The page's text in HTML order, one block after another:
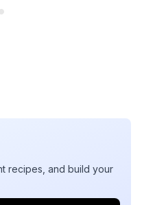
recipes, and build your